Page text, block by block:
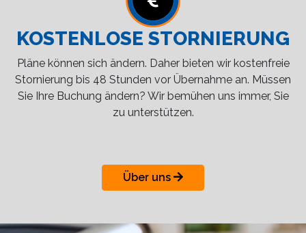
KOSTENLOSE STORNIERUNG
Pläne können sich ändern. Daher bieten wir kostenfreie
Stornierung bis 48 Stunden vor Übernahme an. Müssen
Sie Ihre Buchung ändern? Wir bemühen uns immer, Sie
zu unterstützen.
Über uns